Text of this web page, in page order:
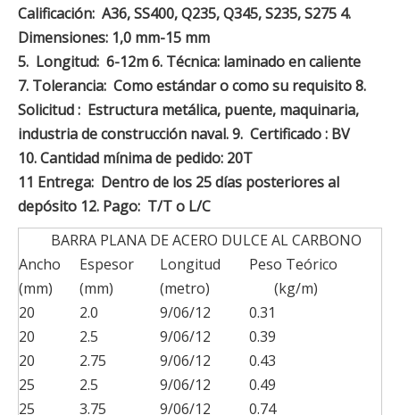
Calificación: A36, SS400, Q235, Q345, S235, S275 4.
Dimensiones: 1,0 mm-15 mm
5. Longitud: 6-12m6. Técnica: laminado en caliente
7. Tolerancia: Como estándar o como su requisito8.
Solicitud : Estructura metálica, puente, maquinaria,
industria de construcción naval.9. Certificado : BV
10.Cantidad mínima de pedido: 20T
11 Entrega: Dentro de los 25 días posteriores al
depósito 12. Pago: T/T o L/C
BARRA PLANA DE ACERO DULCE AL CARBONO
Ancho
(mm)
Espesor
(mm)
Longitud
(metro)
Peso Teórico
(kg/m)
20
2.0 9/06/12
0.31
20
2.5 9/06/12
0.39
20
2.75 9/06/12
0.43
25
2.5 9/06/12
0.49
25
3.75 9/06/12
0.74